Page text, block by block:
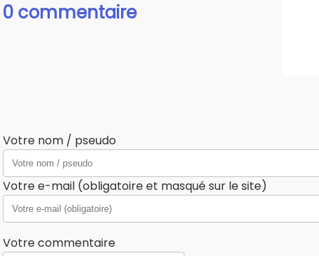
0 commentaire
Votre nom / pseudo
Votre e-mail (obligatoire et masqué sur le site)
Votre commentaire